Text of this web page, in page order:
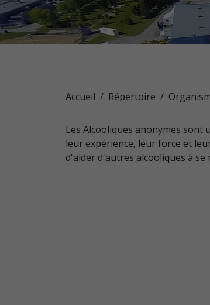
Accueil Répertoire
Les Alcooliques anonymes
leur expérience, leur force et
d'aider d'autres alcooliques à se